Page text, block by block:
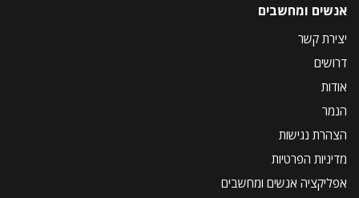
אנשים ומחשבים
יצירת קשר
דרושים
אודות
הנמר
הצהרת נגישות
מדיניות הפרטיות
אפליקציה אנשים ומחשבים